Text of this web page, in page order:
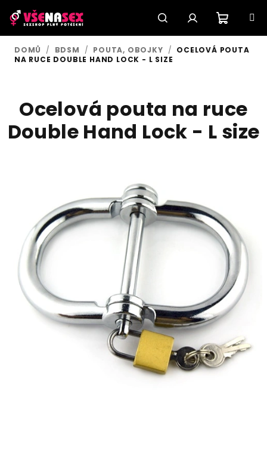
na
obsah
HledatPřihlášení
DOMŮ / BDSM / POUTA, OBOJKY / OCELOVÁ POUTA
NA RUCE DOUBLE HAND LOCK - L SIZE
Ocelová pouta na ruce
Double Hand Lock - L size